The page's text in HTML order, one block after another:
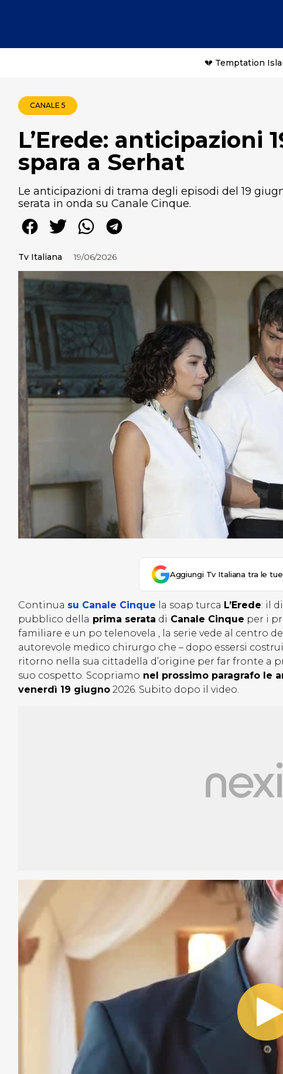
💔 Temptation
CANALE 5
L’Erede: anticipazioni
spara a Serhat
Le anticipazioni di trama degli episodi del 19
serata in onda su Canale Cinque.
Tv Italiana 19/06/2026
Aggiungi Tv Italiana tra le
Continua su Canale Cinque la soap turca L’Erede: il
pubblico della prima serata di Canale Cinque per i
familiare e un po telenovela , la serie vede al centro
autorevole medico chirurgo che – dopo essersi
ritorno nella sua cittadella d’origine per far fronte a
suo cospetto. Scopriamo nel prossimo paragrafo le
venerdì 19 giugno 2026. Subito dopo il video.